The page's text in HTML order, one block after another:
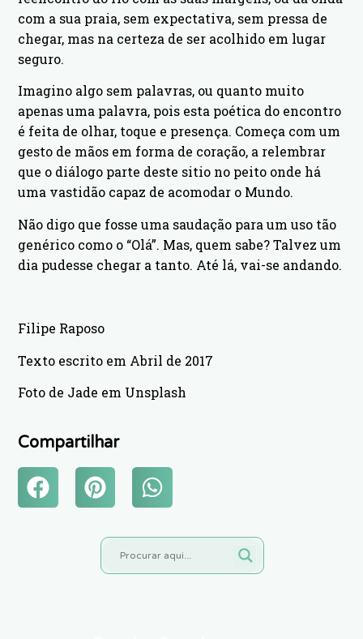
com a sua praia, sem expectativa, sem pressa de
chegar, mas na certeza de ser acolhido em lugar
seguro.
Imagino algo sem palavras, ou quanto muito
apenas uma palavra, pois esta poética do encontro
é feita de olhar, toque e presença. Começa com um
gesto de mãos em forma de coração, a relembrar
que o diálogo parte deste sitio no peito onde há
uma vastidão capaz de acomodar o Mundo.
Não digo que fosse uma saudação para um uso tão
genérico como o “Olá”. Mas, quem sabe? Talvez um
dia pudesse chegar a tanto. Até lá, vai-se andando.
Filipe Raposo
Texto escrito em Abril de 2017
Foto de Jade em Unsplash
Compartilhar